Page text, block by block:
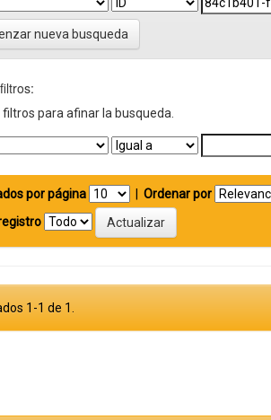
nueva busqueda
filtros para afinar la busqueda.
por página Ordenar por
1-1 de 1.